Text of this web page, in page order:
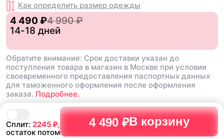
Сплит: 2245₽,
остаток потом
4 490 ₽В корзину
выбор🦄 Если товар не
оператор расскажет
подробнее об услуге
Как определить размер одежды
4 490 ₽4 990 ₽
14-18 дней
Обратите внимание: Срок доставки указан до
поступления товара в магазин в Москве при условии
своевременного предоставления паспортных данных
для таможенного оформления после оформления
заказа. Подробнее.